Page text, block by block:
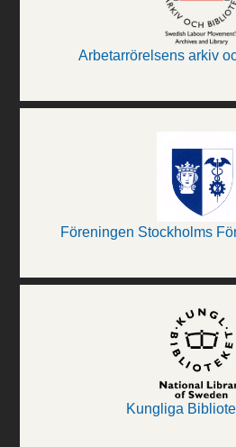
Arbetarrörelsens arkiv
Föreningen Stockholms
Kungliga